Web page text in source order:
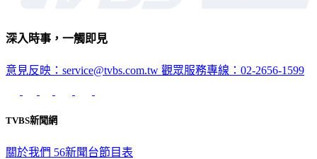
深入時事，一觸即見
意見反映：service@tvbs.com.tw 觀眾服務專線：02-2656-1599
TVBS新聞網
關於我們 56新聞台節目表